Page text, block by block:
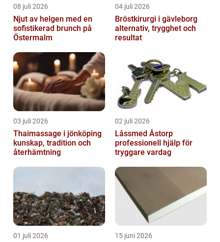
08 juli 2026
Njut av helgen med en
sofistikerad brunch på
Östermalm
04 juli 2026
Bröstkirurgi i gävleborg
alternativ, trygghet och
resultat
03 juli 2026
Thaimassage i jönköping
kunskap, tradition och
återhämtning
02 juli 2026
Låssmed Åstorp
professionell hjälp för
tryggare vardag
01 juli 2026 15 juni 2026